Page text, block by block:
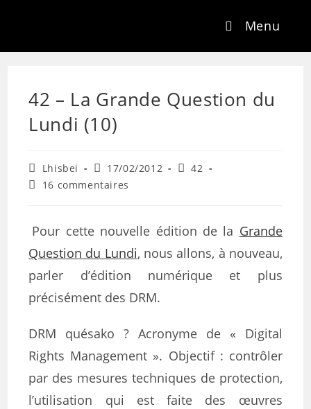
Menu
42 – La Grande Question du
Lundi (10)
Lhisbei 17/02/2012
42
16 commentaires
Pour cette nouvelle édition de la Grande
Question du Lundi, nous allons, à nouveau,
parler d’édition numérique et plus
précisément des DRM.
DRM quésako ? Acronyme de « Digital
Rights Management ». Objectif : contrôler
par des mesures techniques de protection,
l’utilisation qui est faite des œuvres